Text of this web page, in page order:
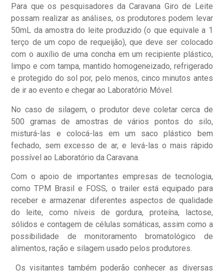
Para que os pesquisadores da Caravana Giro de Leite
possam realizar as análises, os produtores podem levar
50mL da amostra do leite produzido (o que equivale a 1
terço de um copo de requeijão), que deve ser colocado
com o auxílio de uma concha em um recipiente plástico,
limpo e com tampa, mantido homogeneizado, refrigerado
e protegido do sol por, pelo menos, cinco minutos antes
de ir ao evento e chegar ao Laboratório Móvel.
No caso de silagem, o produtor deve coletar cerca de
500 gramas de amostras de vários pontos do silo,
misturá-las e colocá-las em um saco plástico bem
fechado, sem excesso de ar, e levá-las o mais rápido
possível ao Laboratório da Caravana.
Com o apoio de importantes empresas de tecnologia,
como TPM Brasil e FOSS, o trailer está equipado para
receber e armazenar diferentes aspectos de qualidade
do leite, como níveis de gordura, proteína, lactose,
sólidos e contagem de células somáticas, assim como a
possibilidade de monitoramento bromatológico de
alimentos, ração e silagem usado pelos produtores.
Os visitantes também poderão conhecer as diversas